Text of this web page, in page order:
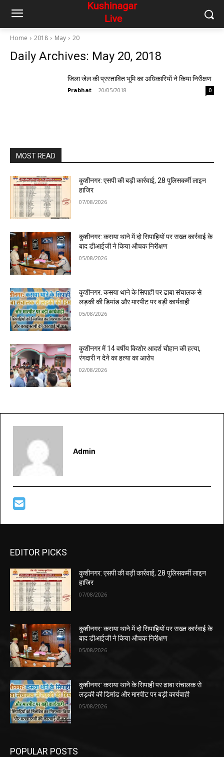
Home 2018 May 20
Daily Archives: May 20, 2018
जिला जेल की प्रस्तावित भूमि का अधिकारियों ने किया निरीक्षण
Prabhat - 20/05/2018 0
MOST READ
कुशीनगर: एसपी की बड़ी कार्रवाई, 28 पुलिसकर्मी लाइन
हाजिर
07/08/2026
कुशीनगर: कसया थाने में दो सिपाहियों पर सख्त कार्रवाई के
बाद डीआईजी ने किया औचक निरीक्षण
05/08/2026
कुशीनगर: कसया थाने के सिपाही पर ढाबा संचालक से
लड़की की डिमांड और मारपीट पर बड़ी कार्यवाही
05/08/2026
कुशीनगर में 14 वर्षीय किशोर आदर्श चौहान की हत्या,
रंगदारी न देने का हत्या का आरोप
02/08/2026
Admin
EDITOR PICKS
कुशीनगर: एसपी की बड़ी कार्रवाई, 28 पुलिसकर्मी लाइन
हाजिर
07/08/2026
कुशीनगर: कसया थाने में दो सिपाहियों पर सख्त कार्रवाई के
बाद डीआईजी ने किया औचक निरीक्षण
05/08/2026
कुशीनगर: कसया थाने के सिपाही पर ढाबा संचालक से
लड़की की डिमांड और मारपीट पर बड़ी कार्यवाही
05/08/2026
POPULAR POSTS